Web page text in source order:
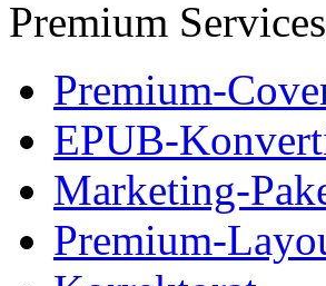
Für Autoren
Für Käufer
Mein Autoren-
Marketing